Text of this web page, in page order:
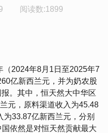
阅读数:1899
2024年8月1日至2025年7
亿新西兰元，并为奶农股
。其中，恒天然大中华区
元，原料渠道收入为45.48
33.87亿新西兰元，分别
依然是对恒天然贡献最大